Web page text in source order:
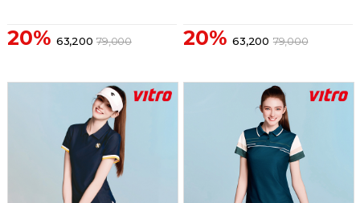
20% 63,200 79,000 20% 63,200 79,000